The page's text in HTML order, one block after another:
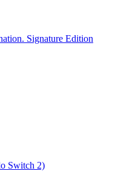
Signature Edition
Switch 2)